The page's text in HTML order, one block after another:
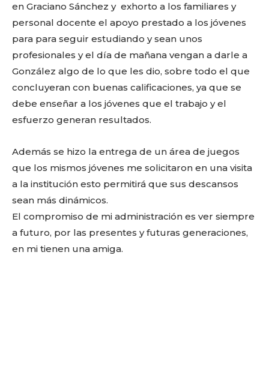
en Graciano Sánchez y exhorto a los familiares y
personal docente el apoyo prestado a los jóvenes
para para seguir estudiando y sean unos
profesionales y el día de mañana vengan a darle a
González algo de lo que les dio, sobre todo el que
concluyeran con buenas calificaciones, ya que se
debe enseñar a los jóvenes que el trabajo y el
esfuerzo generan resultados.
Además se hizo la entrega de un área de juegos
que los mismos jóvenes me solicitaron en una visita
a la institución esto permitirá que sus descansos
sean más dinámicos.
El compromiso de mi administración es ver siempre
a futuro, por las presentes y futuras generaciones,
en mi tienen una amiga.